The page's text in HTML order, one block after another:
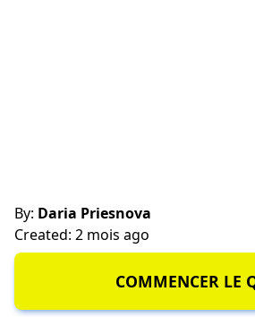
By: Daria Priesnova
Created: 2 mois ago
COMMENCER LE